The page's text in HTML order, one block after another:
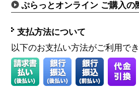
ぷらっとオンライン ご購入の
支払方法について
以下のお支払い方法がご利用で